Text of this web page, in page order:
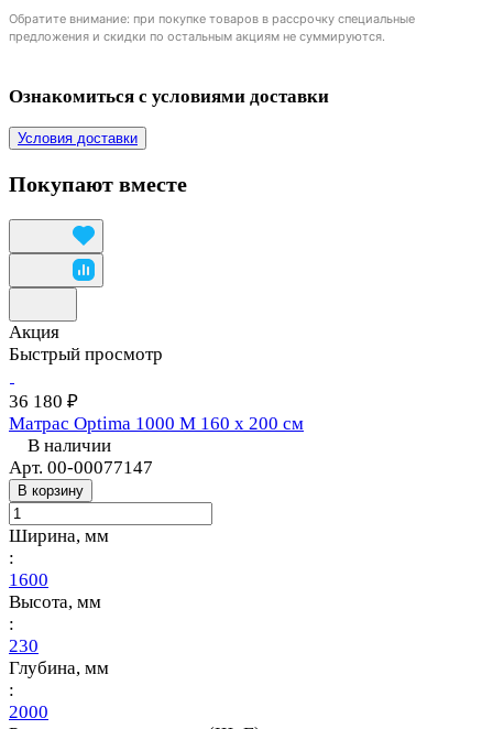
Обратите внимание: при покупке товаров в рассрочку специальные
предложения и скидки по остальным акциям не суммируются.
Ознакомиться с условиями доставки
Условия доставки
Покупают вместе
Акция
Быстрый просмотр
36 180 ₽
Матрас Optima 1000 M 160 х 200 см
В наличии
Арт. 00-00077147
В корзину
Ширина, мм
:
1600
Высота, мм
:
230
Глубина, мм
:
2000